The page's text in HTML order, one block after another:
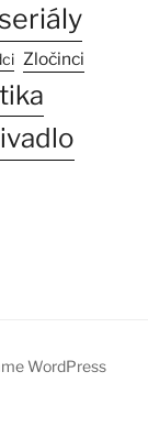
Zločinci
WordPress